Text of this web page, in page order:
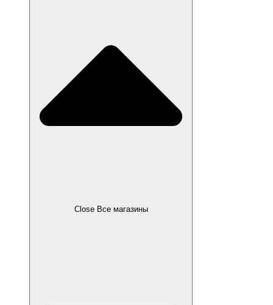
Close Все магазины